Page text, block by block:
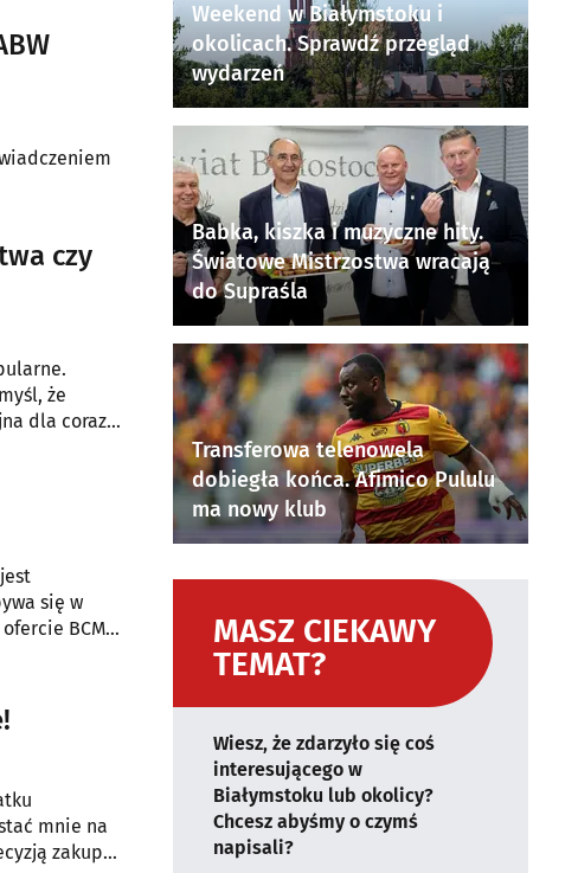
czy
że
dla coraz
się w
BCMB
mnie na
zakupu
Weekend w Białymstoku i
okolicach. Sprawdź przegląd
wydarzeń
Babka, kiszka i muzyczne hity.
Światowe Mistrzostwa wracają
do Supraśla
Transferowa telenowela
dobiegła końca. Afimico Pululu
ma nowy klub
MASZ CIEKAWY
TEMAT?
Wiesz, że zdarzyło się coś
interesującego w
Białymstoku lub okolicy?
Chcesz abyśmy o czymś
napisali?